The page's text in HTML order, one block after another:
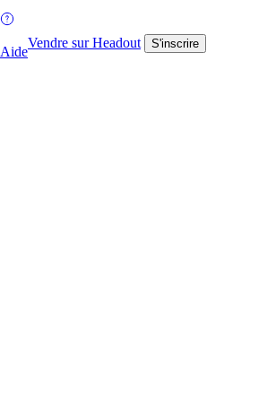
Aide
Vendre sur Headout S'inscrire